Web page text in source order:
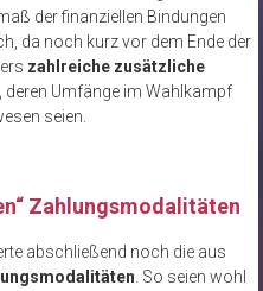
der finanziellen Bindungen
da noch kurz vor dem Ende der
zahlreiche zusätzliche
deren Umfänge im Wahlkampf
seien.
Zahlungsmodalitäten
abschließend noch die aus
. So seien wohl